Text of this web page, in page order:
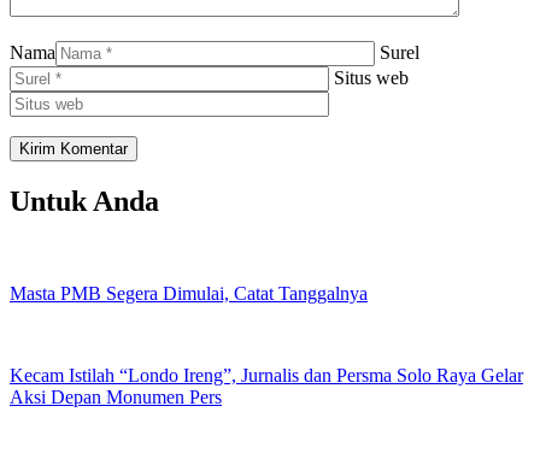
Nama
Surel
Situs web
Untuk Anda
Masta PMB Segera Dimulai, Catat Tanggalnya
Kecam Istilah “Londo Ireng”, Jurnalis dan Persma Solo Raya Gelar
Aksi Depan Monumen Pers